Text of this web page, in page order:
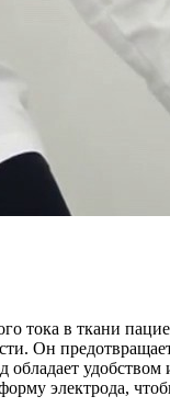
тока в ткани
Он
удобством
электрода,